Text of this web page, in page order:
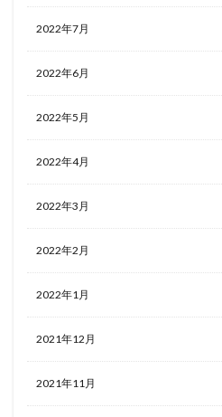
2022年7月
2022年6月
2022年5月
2022年4月
2022年3月
2022年2月
2022年1月
2021年12月
2021年11月